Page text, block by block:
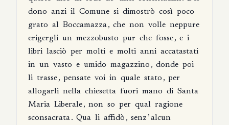
dono anzi il Comune si dimostrò così poco
grato al Boccamazza, che non volle neppure
erigergli un mezzobusto pur che fosse, e i
libri lasciò per molti e molti anni accatastati
in un vasto e umido magazzino , donde poi
li trasse, pensate voi in quale stato , per
allogarli nella chiesetta fuori mano di Santa
Maria Liberale, non so per qual ragione
sconsacrata. Qua li affidò , senz’alcun